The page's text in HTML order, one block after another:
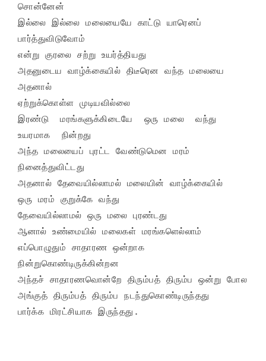
சொன்னேன்
இல்லை இல்லை மலையையே காட்டு யாரெனப்
பார்த்துவிடுவோம்
என்று குரலை சற்று உயர்த்தியது
அதனுடைய வாழ்க்கையில் திடீரென வந்த மலையை
அதனால்
ஏற்றுக்கொள்ள முடியவில்லை
இரண்டு  மரங்களுக்கிடையே  ஒரு மலை  வந்து
உயரமாக  நின்றது
அந்த மலையைப் புரட்ட வேண்டுமென மரம்
நினைத்துவிட்டது
அதனால் தேவையில்லாமல் மலையின் வாழ்க்கையில்
ஒரு மரம் குறுக்கே வந்து
தேவையில்லாமல் ஒரு மலை புரண்டது
ஆனால் உண்மையில் மலைகள் மரங்களெல்லாம்
எப்பொழுதும் சாதாரண ஒன்றாக
நின்றுகொண்டிருக்கின்றன
அந்தச் சாதாரணவொன்றே திரும்பத் திரும்ப ஒன்று போல
அங்குத் திரும்பத் திரும்ப நடந்துகொண்டிருந்தது
பார்க்க மிரட்சியாக இருந்தது.